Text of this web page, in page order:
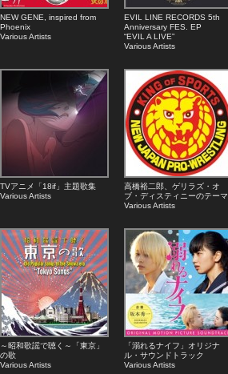
NEW GENE, inspired from
Phoenix
Various Artists
EVIL LINE RECORDS 5th
Anniversary FES. EP
“EVIL A LIVE”
Various Artists
TVアニメ「18if」主題歌集
Various Artists
高橋裕二郎、ゲリラズ・オ
ブ・ディスティニーのテーマ
Various Artists
～昭和歌謡で聴く～「東京」
の歌
Various Artists
「溺れるナイフ」オリジナ
ル・サウンドトラック
Various Artists